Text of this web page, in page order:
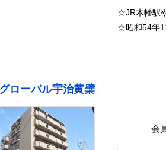
☆JR木幡駅
☆昭和54年
グローバル宇治黄檗
会